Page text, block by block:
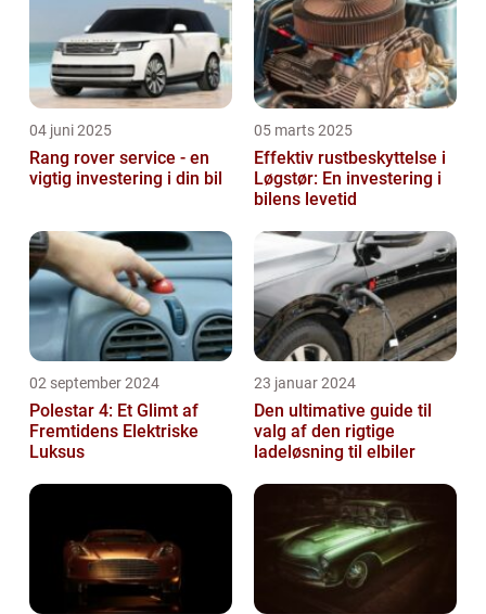
04 juni 2025
Rang rover service - en
vigtig investering i din bil
05 marts 2025
Effektiv rustbeskyttelse i
Løgstør: En investering i
bilens levetid
02 september 2024
Polestar 4: Et Glimt af
Fremtidens Elektriske
Luksus
23 januar 2024
Den ultimative guide til
valg af den rigtige
ladeløsning til elbiler